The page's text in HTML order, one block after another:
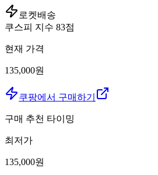
로켓배송
쿠스피 지수 83점
현재 가격
135,000원
쿠팡에서 구매하기
구매 추천 타이밍
최저가
135,000원